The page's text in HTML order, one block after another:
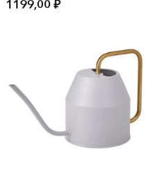
1199,00₽